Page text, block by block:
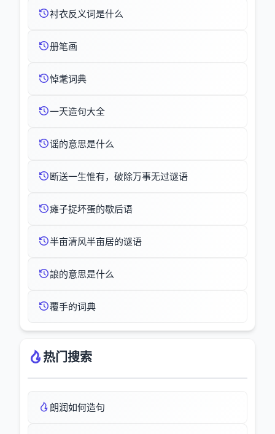
衬衣反义词是什么
册笔画
悼耄词典
一天造句大全
谣的意思是什么
断送一生惟有，破除万事无过谜语
瘫子捉坏蛋的歇后语
半亩清风半亩居的谜语
誏的意思是什么
覆手的词典
热门搜索
朗润如何造句